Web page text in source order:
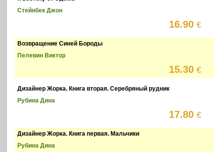
Стейнбек Джон
16.90€
Возвращение Синей Бороды
Пелевин Виктор
15.30€
Дизайнер Жорка. Книга вторая. Серебряный рудник
Рубина Дина
17.80€
Дизайнер Жорка. Книга первая. Мальчики
Рубина Дина